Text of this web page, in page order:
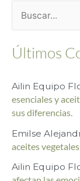
s
a
o
r
Últimos
Ailin Equipo
esenciales y
sus diferencias.
Emilse
aceites
Ailin Equipo